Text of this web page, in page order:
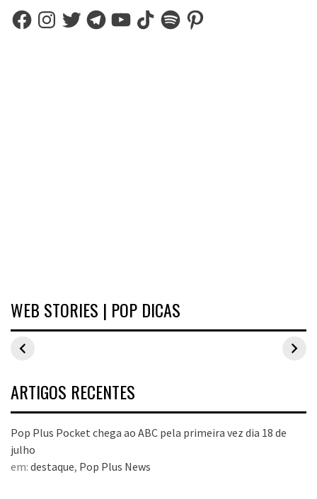
FacebookInstagram
TwitterTelegramYouTubeTikTokSpotifyPinterest
WEB STORIES | POP DICAS
Inspirações de
looks plus size
para o carnaval
Estilo Pop Plus:
looks plus size
As peças que
fizeram
ARTIGOS RECENTES
Pop Plus Pocket chega ao ABC pela primeira vez dia 18 de
julho
em: destaque, Pop Plus News